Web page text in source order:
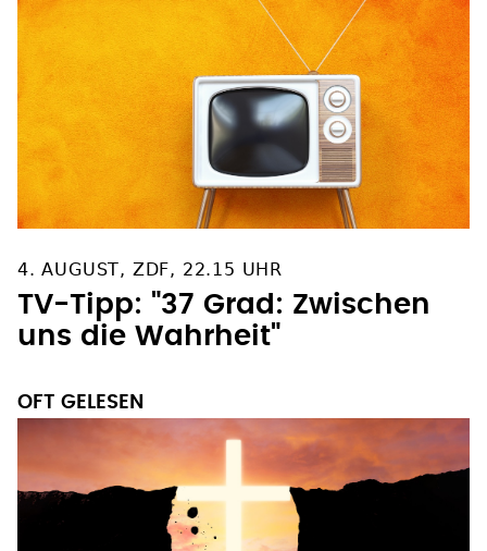
4. AUGUST, ZDF, 22.15 UHR
TV-Tipp: "37 Grad: Zwischen
uns die Wahrheit"
OFT GELESEN